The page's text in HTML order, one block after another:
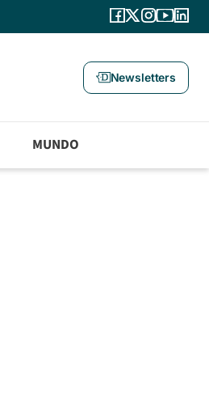
Newsletters
MUNDO